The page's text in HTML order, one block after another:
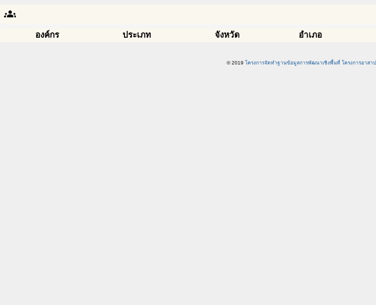
groups
องค์กร ประเภท จังหวัด อำเภอ
© 2019 โครงการจัดทำฐานข้อมูลการพัฒนาเชิงพื้นที่ โครงการอาสาป